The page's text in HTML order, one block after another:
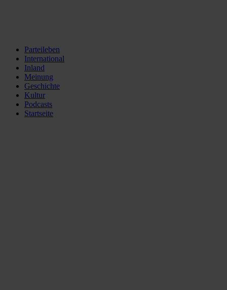
Parteileben
International
Inland
Meinung
Geschichte
Kultur
Podcasts
Startseite